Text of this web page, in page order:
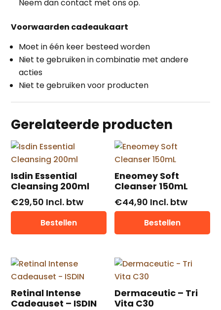
Neem dan contact met ons op.
Voorwaarden cadeaukaart
Moet in één keer besteed worden
Niet te gebruiken in combinatie met andere
acties
Niet te gebruiken voor producten
Gerelateerde producten
Isdin Essential
Cleansing 200ml
€29,50 Incl. btw
Bestellen
Eneomey Soft
Cleanser 150mL
€44,90 Incl. btw
Bestellen
Retinal Intense
Cadeauset – ISDIN
Dermaceutic – Tri
Vita C30